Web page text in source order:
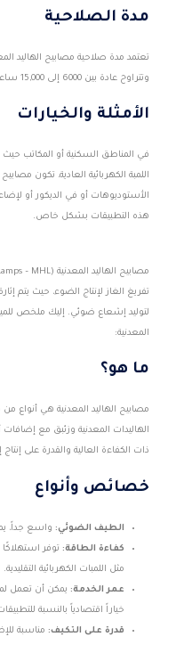
مدة الصلاحية
تعتمد مدة صلاحية مصابيح الهاليد
وتتراوح عادة بين 6000 إلى 15,000 ساعة تشغيل.
الأمثلة والخيارات
في المناطق السكنية أو المكاتب
اللمبة الكهربائية العادية، تكون
الأستوديوهات أو في الديكور أو
هذه التطبيقات بشكل خاص.
تفريغ الغاز لإنتاج الضوء، حيث يتم
لتوليد إشعاع ضوئي. إليك ملخص
المعدنية:
ما هو؟
مصابيح الهاليد المعدنية هي أنواع
الهاليدات المعدنية وزئبق مع إضافات
ذات الكفاءة العالية والقدرة على
خصائص وأنواع
الطيف الضوئي: واسع جداً،
كفاءة الطاقة: توفر
مثل اللمبات الكهربائية التقليدية.
عمر الخدمة:
خياراً اقتصادياً بالنسبة
قدرة على التكيف: مناسبة